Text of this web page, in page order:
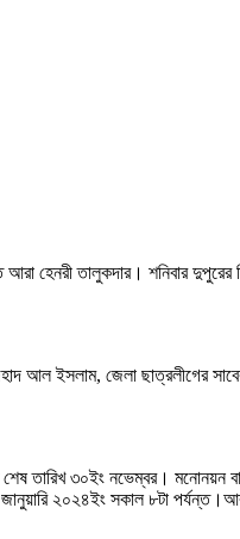
হেনরী তালুকদার। শনিবার দুপুরের
আল ইসলাম, জেলা ছাত্রলীগের
তারিখ ৩০ইং নভেম্বর। মনোনয়ন
জানুয়ারি ২০২৪ইং সকাল ৮টা